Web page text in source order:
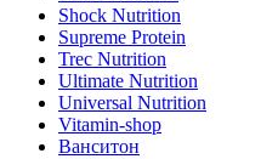
Shock Nutrition
Supreme Protein
Trec Nutrition
Ultimate Nutrition
Universal Nutrition
Vitamin-shop
Ванситон